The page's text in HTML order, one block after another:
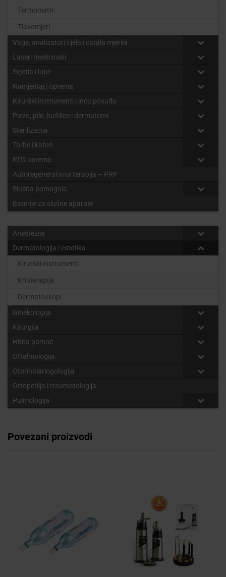
Termometri
Tlakomjeri
Vage, analizatori tijela i ostala mjerila
Laseri medicinski
Svjetla i lupe
Namještaj i oprema
Kirurški instrumenti i inox posuđe
Piezo, pile, bušilice i dermatomi
Sterilizacija
Torbe i koferi
RTG oprema
Autoregenerativna terapija – PRP
Slušna pomagala
Baterije za slušne aparate
Anestezija
Dermatologija i estetika
Kirurški instrumenti
Krioterapija
Dermatoskopi
Ginekologija
Kirurgija
Hitna pomoć
Oftalmologija
Otorinolaringologija
Ortopedija i traumatologija
Pulmologija
Povezani proizvodi